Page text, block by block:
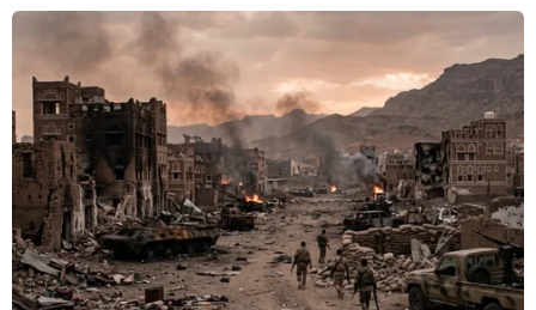
TIN CÙNG CHUYÊN MỤC
Hơn 800 vận động viên trẻ Việt Nam-
Trung Quốc giao lưu tại Bằng Tường
10/08/2026 15:54